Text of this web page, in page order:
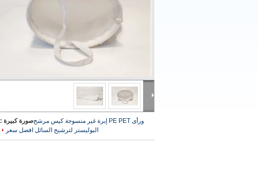
صورة كبيرة :ورأى PE PET إبرة غير منسوجة كيس مرشح
البوليستر لترشيح السائل افضل سعر